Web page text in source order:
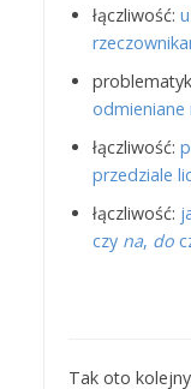
łączliwość:
odmieniane
łączliwość:
przedziale
łączliwość:
czy na, do
Tak oto